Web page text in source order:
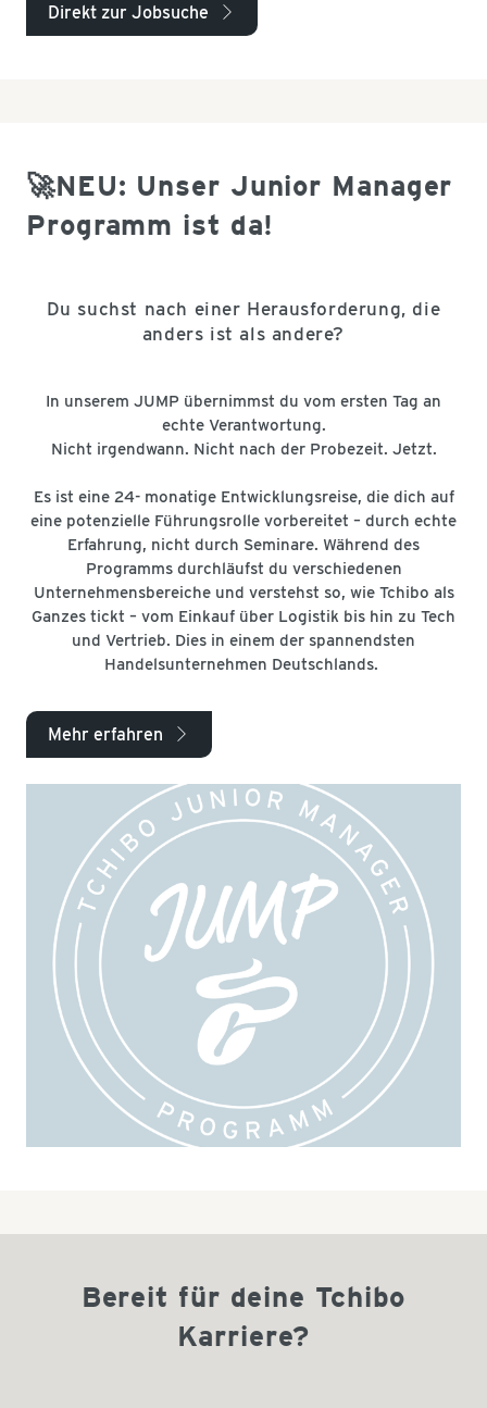
Direkt zur Jobsuche arrow_right
🚀NEU: Unser Junior Manager
Programm ist da!
Du suchst nach einer Herausforderung, die
anders ist als andere?
In unserem JUMP übernimmst du vom ersten Tag an
echte Verantwortung.
Nicht irgendwann. Nicht nach der Probezeit. Jetzt.
Es ist eine 24- monatige Entwicklungsreise, die dich auf
eine potenzielle Führungsrolle vorbereitet – durch echte
Erfahrung, nicht durch Seminare. Während des
Programms durchläufst du verschiedenen
Unternehmensbereiche und verstehst so, wie Tchibo als
Ganzes tickt – vom Einkauf über Logistik bis hin zu Tech
und Vertrieb. Dies in einem der spannendsten
Handelsunternehmen Deutschlands.
Mehr erfahren arrow_right
Bereit für deine Tchibo
Karriere?